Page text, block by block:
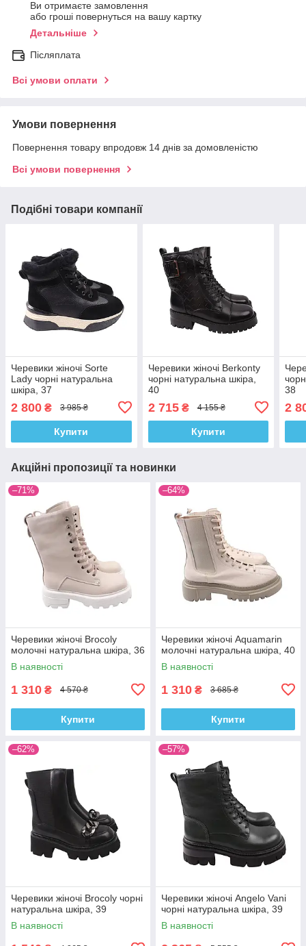
Ви отримаєте замовлення
або гроші повернуться на вашу картку
Детальніше
Післяплата
Всі умови оплати
Умови повернення
Повернення товару впродовж 14 днів за домовленістю
Всі умови повернення
Подібні товари компанії
Черевики жіночі Sorte
Lady чорні натуральна
шкіра, 37
2 800 ₴ 3 985 ₴
Купити
Черевики жіночі Berkonty
чорні натуральна шкіра,
40
2 715₴ 4 155 ₴
Купити
38
2
Акційні пропозиції та новинки
–71%
Черевики жіночі Brocoly
молочні натуральна шкіра, 36
В наявності
1 310 ₴ 4 570 ₴
Купити
–64%
Черевики жіночі Aquamarin
молочні натуральна шкіра, 40
В наявності
1 310 ₴ 3 685 ₴
Купити
–62%
Черевики жіночі Brocoly чорні
натуральна шкіра, 39
В наявності
–57%
Черевики жіночі Angelo Vani
чорні натуральна шкіра, 39
В наявності